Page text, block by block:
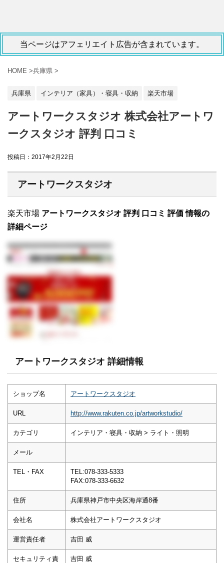
当ページはアフェリエイト広告が含まれています。
HOME >兵庫県 >
兵庫県 インテリア（家具）・寝具・収納 楽天市場
アートワークスタジオ 株式会社アートワ
ークスタジオ 評判 口コミ
投稿日： 2017年2月22日
アートワークスタジオ
楽天市場 アートワークスタジオ 評判 口コミ 評価 情報の
詳細ページ
アートワークスタジオ 詳細情報
ショップ名 アートワークスタジオ
URL http://www.rakuten.co.jp/artworkstudio/
カテゴリ インテリア・寝具・収納 > ライト・照明
メール
TEL・FAX
TEL:078-333-5333
FAX:078-333-6632
住所 兵庫県神戸市中央区海岸通8番
会社名 株式会社アートワークスタジオ
運営責任者 吉田 威
セキュリティ責
吉田 威